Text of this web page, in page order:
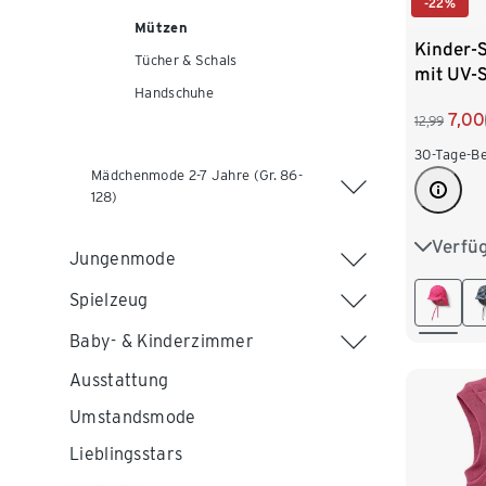
Mützen
Tücher & Schals
Handschuhe
Mädchenmode 2-7 Jahre (Gr. 86-
128)
Jungenmode
Spielzeug
Baby- & Kinderzimmer
Ausstattung
Umstandsmode
Lieblingsstars
-22%
Kinder-
mit UV-
12,99 7,00
30-Tage-
49-52